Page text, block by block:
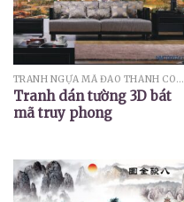
TRANH NGỰA MÃ ĐÁO THÀNH CÔNG
Tranh dán tường 3D bát
mã truy phong